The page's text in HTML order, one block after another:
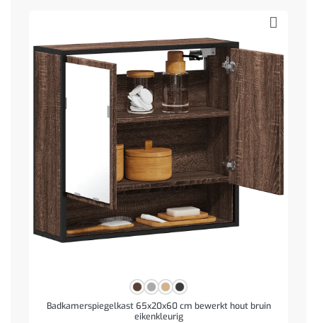
Badkamerspiegelkast 65x20x60 cm bewerkt hout bruin
eikenkleurig